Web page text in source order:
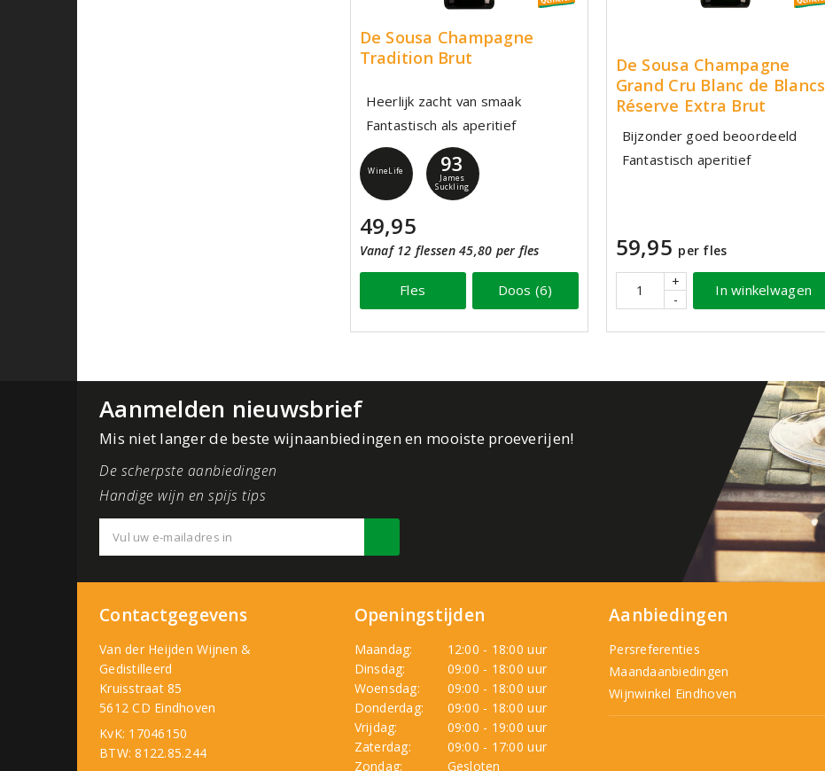
De Sousa Champagne
Tradition Brut
Heerlijk zacht van smaak
Fantastisch als aperitief
WineLife 93
James
Suckling
49,95
Vanaf 12 flessen 45,80 per fles
Fles Doos (6)
De Sousa Champagne
Grand Cru Blanc de Blancs
Réserve Extra Brut
Bijzonder goed beoordeeld
Fantastisch aperitief
59,95 per fles
+
-
In winkelwagen
Aanmelden nieuwsbrief
Mis niet langer de beste wijnaanbiedingen en mooiste proeverijen!
De scherpste aanbiedingen
Handige wijn en spijs tips
Contactgegevens
Van der Heijden Wijnen &
Gedistilleerd
Kruisstraat 85
5612 CD Eindhoven
KvK: 17046150
BTW: 8122.85.244
Openingstijden
Maandag:
12:00 - 18:00 uur
Dinsdag:
09:00 - 18:00 uur
Woensdag:
09:00 - 18:00 uur
Donderdag:
09:00 - 18:00 uur
Vrijdag:
09:00 - 19:00 uur
Zaterdag:
09:00 - 17:00 uur
Zondag:
Gesloten
Aanbiedingen
Persreferenties
Maandaanbiedingen
Wijnwinkel Eindhoven